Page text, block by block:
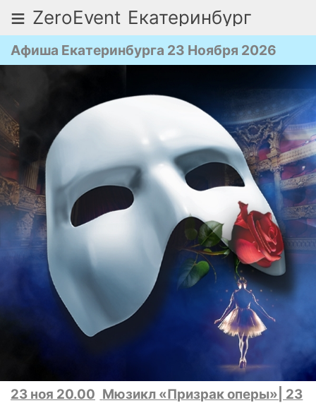
≡ ZeroEvent Екатеринбург
Афиша Екатеринбурга 23 Ноября 2026
23 ноя 20.00 Мюзикл «Призрак оперы»| 23